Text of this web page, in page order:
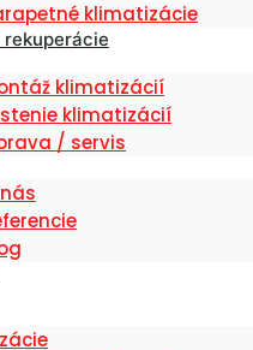
klimatizácie
rekuperácie
klimatizácií
klimatizácií
/ servis